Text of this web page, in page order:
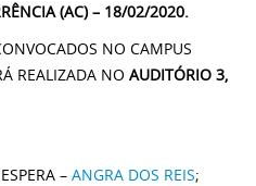
(AC) – 18/02/2020.
NO CAMPUS
REALIZADA NO AUDITÓRIO 3,
– ANGRA DOS REIS;